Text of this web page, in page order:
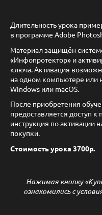
Длительность урока
в программе Adobe
Материал защищён
«Инфопротектор» и
ключа. Активация
на одном компьютере или
Windows или macOS.
После приобретения
предоставляется доступ
инструкция по активации
покупки.
Стоимость урока 3700р.
Нажимая кнопку
ознакомились с